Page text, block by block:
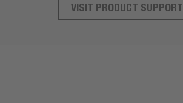
VISIT PRODUCT SUPPORT